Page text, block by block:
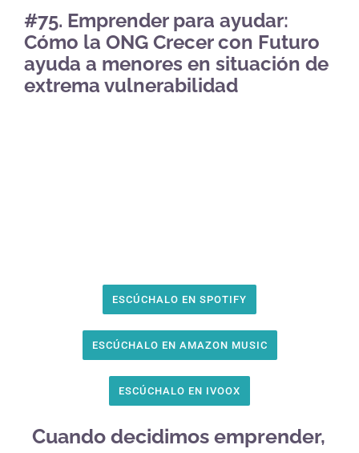
#75. Emprender para ayudar:
Cómo la ONG Crecer con Futuro
ayuda a menores en situación de
extrema vulnerabilidad
ESCÚCHALO EN SPOTIFY
ESCÚCHALO EN AMAZON MUSIC
ESCÚCHALO EN IVOOX
Cuando decidimos emprender,